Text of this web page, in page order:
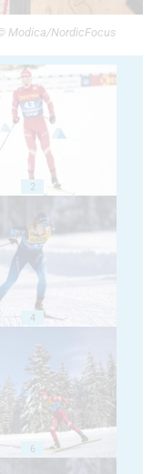
Modica/NordicFocus
2
4
6